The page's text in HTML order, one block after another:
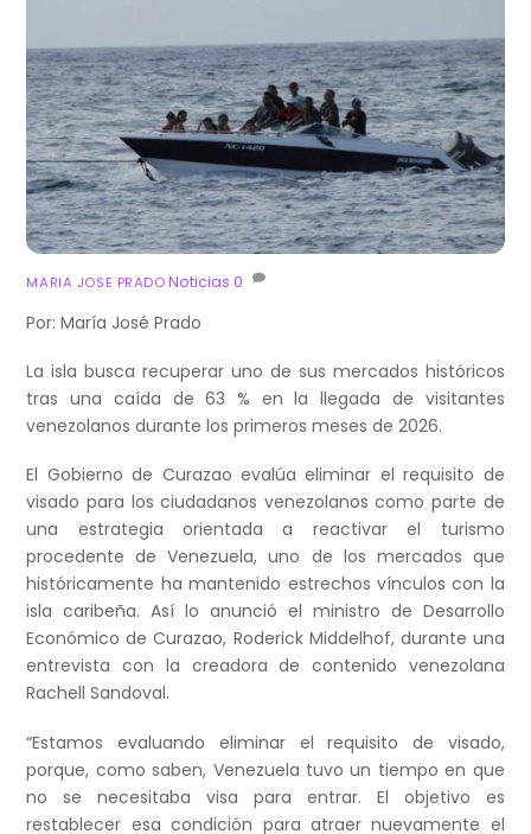
MARIA JOSE PRADO Noticias 0
Por: María José Prado
La isla busca recuperar uno de sus mercados históricos
tras una caída de 63 % en la llegada de visitantes
venezolanos durante los primeros meses de 2026.
El Gobierno de Curazao evalúa eliminar el requisito de
visado para los ciudadanos venezolanos como parte de
una estrategia orientada a reactivar el turismo
procedente de Venezuela, uno de los mercados que
históricamente ha mantenido estrechos vínculos con la
isla caribeña. Así lo anunció el ministro de Desarrollo
Económico de Curazao, Roderick Middelhof, durante una
entrevista con la creadora de contenido venezolana
Rachell Sandoval.
“Estamos evaluando eliminar el requisito de visado,
porque, como saben, Venezuela tuvo un tiempo en que
no se necesitaba visa para entrar. El objetivo es
restablecer esa condición para atraer nuevamente el